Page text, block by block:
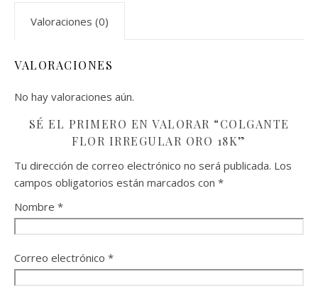
Valoraciones (0)
VALORACIONES
No hay valoraciones aún.
SÉ EL PRIMERO EN VALORAR “COLGANTE
FLOR IRREGULAR ORO 18K”
Tu dirección de correo electrónico no será publicada. Los
campos obligatorios están marcados con *
Nombre *
Correo electrónico *